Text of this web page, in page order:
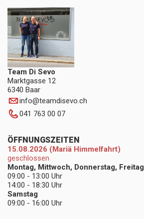
Team Di Sevo
Marktgasse 12
6340 Baar
info@teamdisevo.ch
041 763 00 07
ÖFFNUNGSZEITEN
15.08.2026 (Mariä Himmelfahrt)
geschlossen
Montag, Mittwoch, Donnerstag, Freitag
09:00 - 13:00 Uhr
14:00 - 18:30 Uhr
Samstag
09:00 - 16:00 Uhr